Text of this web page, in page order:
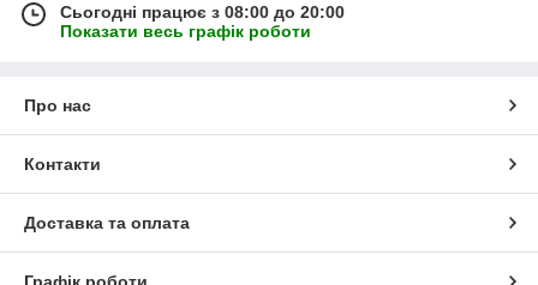
Сьогодні працює з 08:00 до 20:00
Показати весь графік роботи
Про нас
Контакти
Доставка та оплата